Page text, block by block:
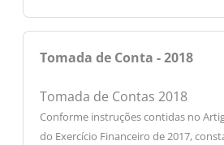
Tomada de Conta - 2018
Tomada de Contas 2018
Conforme instruções contidas no
do Exercício Financeiro de 2017,